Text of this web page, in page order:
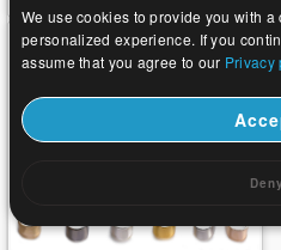
We use cookies to provide you with
personalized experience. If you
assume that you agree to our Privacy
Deny